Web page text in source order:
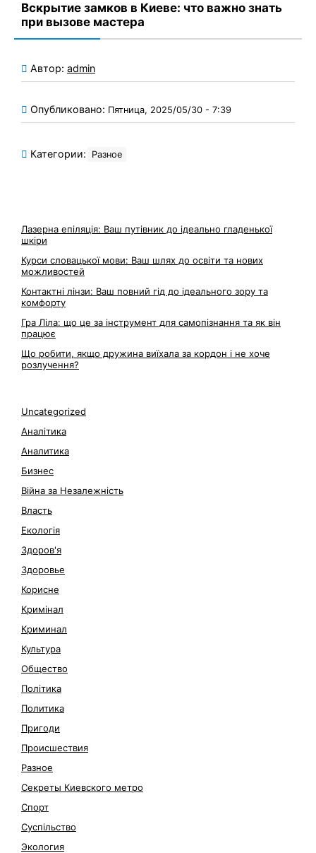
Вскрытие замков в Киеве: что важно знать
при вызове мастера
Автор: admin
Опубликовано: Пятница, 2025/05/30 - 7:39
Категории: Разное
Лазерна епіляція: Ваш путівник до ідеально гладенької
шкіри
Курси словацької мови: Ваш шлях до освіти та нових
можливостей
Контактні лінзи: Ваш повний гід до ідеального зору та
комфорту
Гра Ліла: що це за інструмент для самопізнання та як він
працює
Що робити, якщо дружина виїхала за кордон і не хоче
розлучення?
Uncategorized
Аналітика
Аналитика
Бизнес
Війна за Незалежність
Власть
Екологія
Здоров'я
Здоровье
Корисне
Кримінал
Криминал
Культура
Общество
Політика
Политика
Пригоди
Происшествия
Разное
Секреты Киевского метро
Спорт
Суспільство
Экология